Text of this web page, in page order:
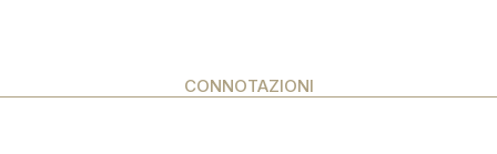
CONNOTAZIONI